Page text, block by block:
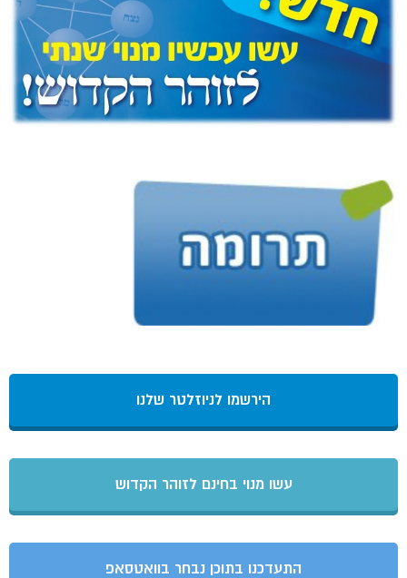
הירשמו לניוזלטר שלנו
עשו מנוי בחינם לזוהר הקדוש
התעדכנו בתוכן נבחר בוואטסאפ